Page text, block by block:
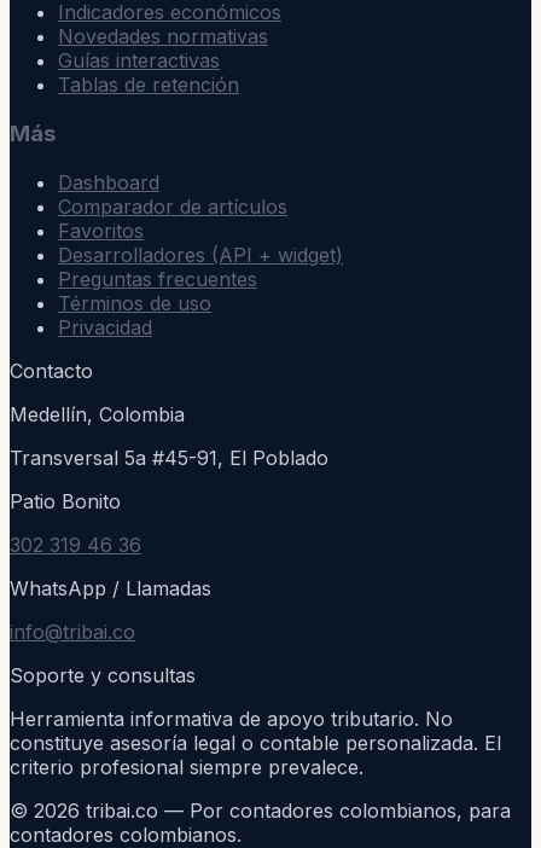
Indicadores económicos
Novedades normativas
Guías interactivas
Tablas de retención
Más
Dashboard
Comparador de artículos
Favoritos
Desarrolladores (API + widget)
Preguntas frecuentes
Términos de uso
Privacidad
Contacto
Medellín, Colombia
Transversal 5a #45-91, El Poblado
Patio Bonito
302 319 46 36
WhatsApp / Llamadas
info@tribai.co
Soporte y consultas
Herramienta informativa de apoyo tributario. No
constituye asesoría legal o contable personalizada. El
criterio profesional siempre prevalece.
© 2026 tribai.co — Por contadores colombianos, para
contadores colombianos.